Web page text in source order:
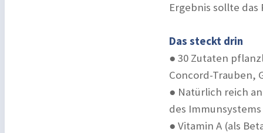
Ergebnis sollte
Das steckt drin
● 30 Zutaten
Concord-Trauben,
● Natürlich reich
des
● Vitamin A (als